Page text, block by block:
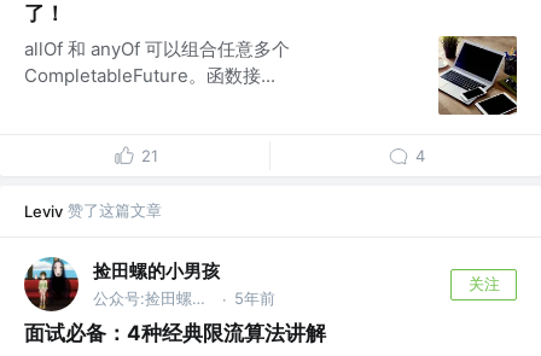
了！
allOf 和 anyOf 可以组合任意多个
CompletableFuture。函数接...
21 4
Leviv 赞了这篇文章
捡田螺的小男孩
公众号:捡田螺的小男孩 · 5年前
关注
面试必备：4种经典限流算法讲解